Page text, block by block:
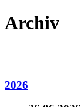
Archiv
2026